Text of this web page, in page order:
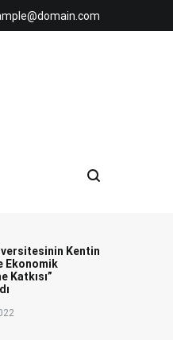
Kentin
Ekonomik
Katkısı”